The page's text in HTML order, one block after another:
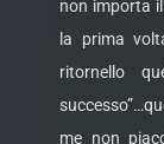
non importa
la prima
ritornello
me non